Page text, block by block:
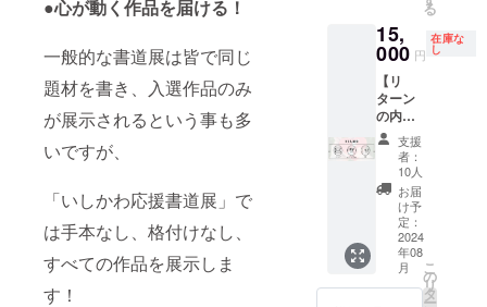
●心が動く作品を届ける！
一般的な書道展は皆で同じ
題材を書き、入選作品のみ
が展示されるという事も多
いですが、
「いしかわ応援書道展」で
は手本なし、格付けなし、
すべての作品を展示しま
す！
にアク
セスの
うえ詳
細ご確
認くだ
さい。
https://
sites.go
ogle.co
m/view/
ishikaw
a-ouen-
shodot
おり、
選択は
できま
せん ※
作品の
〆切は5
月31日
必着に
なりま
す。
【リ
ターン
内容】 ︎
ありが
とう
メッ
る
15,
000 円
在庫な
し
【リ
ターン
の内
容】 ・
ありが
とう
メッ
セージ
＆書道
展のパ
ンフ
レット
を送付
支援
者：
10人
お届
け予
定：
2024
年08
月
こ
の
リ
タ
ー